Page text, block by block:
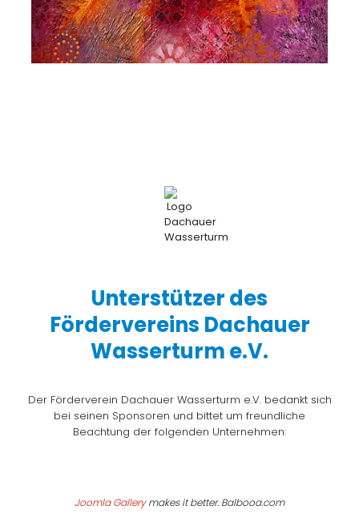
Unterstützer des
Fördervereins Dachauer
Wasserturm e.V.
Der Förderverein Dachauer Wasserturm e.V. bedankt sich
bei seinen Sponsoren und bittet um freundliche
Beachtung der folgenden Unternehmen:
Joomla Gallerymakes it better. Balbooa.com